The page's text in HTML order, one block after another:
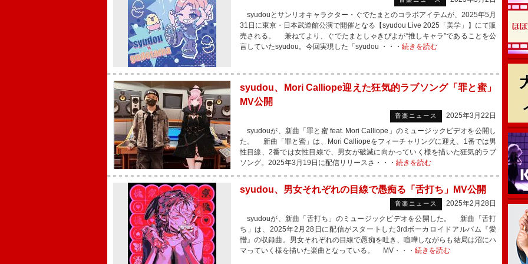
syudouとサンリオキャラクター・ぐでたまとのコラボアイテムが、2025年5月
31日に東京・日本武道館公演で開催となる【syudou Live 2025「美学」】にて販
売される。 兼ねてより、ぐでたまとしゃきぴよが“推しキャラ”であることを公
言していたsyudou。今回実現した「syudou ・・・ 続きを読む
syudou、Mori Calliope迎えた狂気的ラブソング「罪と蜜」
MV公開
音楽ニュース
2025年3月22日
syudouが、新曲「罪と蜜 feat. Mori Calliope」のミュージックビデオを公開し
た。 新曲「罪と蜜」は、Mori Calliopeをフィーチャリングに迎え、1番では男
性目線、2番では女性目線で、男女が破滅に向かっていく様を描いた狂気的ラブ
ソング。2025年3月19日に配信リリースさ・・・ 続きを読む
syudou、男女それぞれの目線で愚痴る「舌打ち」MV公開
音楽ニュース
2025年2月28日
syudouが、新曲「舌打ち」のミュージックビデオを公開した。 新曲「舌打
ち」は、2025年2月28日に配信がスタートした3rdボーカロイドアルバム『愛
憎』の収録曲。男女それぞれの目線で愚痴を吐き、喧嘩しながらも結局は沼にハ
マっていく様を描いた楽曲となっている。 MV・・・ 続きを読む